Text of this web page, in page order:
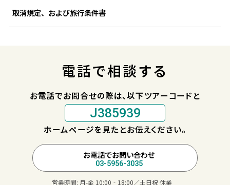
取消規定、および旅行条件書
電話で相談する
お電話でお問合せの際は、以下ツアーコードと
J385939
ホームページを見たとお伝えください。
お電話でお問い合わせ
03-5956-3035
営業時間: 月-金 10:00‐18:00／土日祝 休業